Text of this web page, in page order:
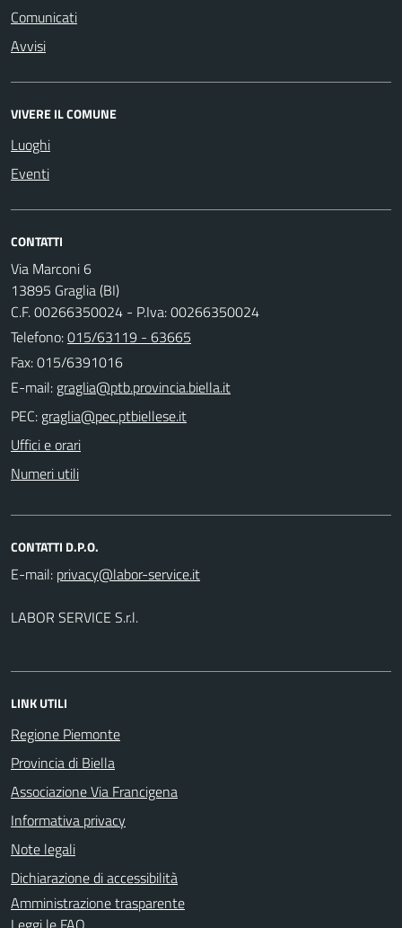
Comunicati
Avvisi
VIVERE IL COMUNE
Luoghi
Eventi
CONTATTI
Via Marconi 6
13895 Graglia (BI)
C.F. 00266350024 - P.Iva: 00266350024
Telefono:015/63119 - 63665
Fax: 015/6391016
E-mail:
PEC:
Uffici e orari
Numeri utili
CONTATTI D.P.O.
E-mail:
LABOR SERVICE S.r.l.
LINK UTILI
Regione Piemonte
Provincia di Biella
Associazione Via Francigena
Informativa privacy
Note legali
Dichiarazione di accessibilità
Amministrazione trasparente